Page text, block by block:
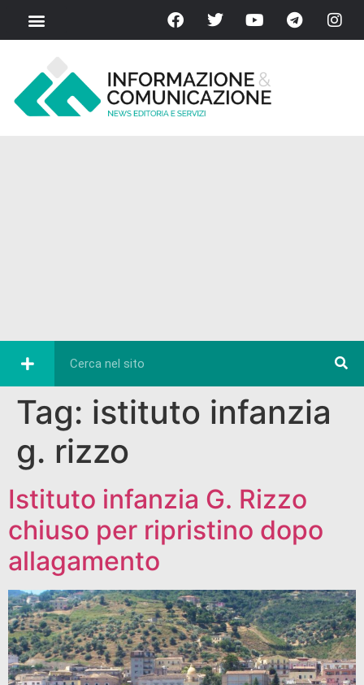
Tag: istituto infanzia
g. rizzo
Istituto infanzia G. Rizzo
chiuso per ripristino dopo
allagamento